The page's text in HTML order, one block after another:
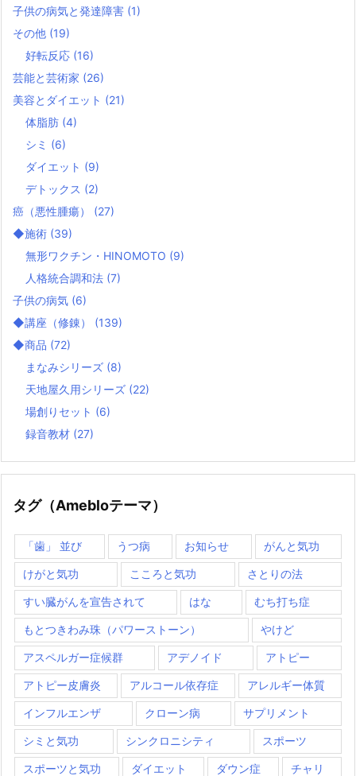
子供の病気と発達障害 (1)
その他 (19)
好転反応 (16)
芸能と芸術家 (26)
美容とダイエット (21)
体脂肪 (4)
シミ (6)
ダイエット (9)
デトックス (2)
癌（悪性腫瘍） (27)
◆施術 (39)
無形ワクチン・HINOMOTO (9)
人格統合調和法 (7)
子供の病気 (6)
◆講座（修錬） (139)
◆商品 (72)
まなみシリーズ (8)
天地屋久用シリーズ (22)
場創りセット (6)
録音教材 (27)
タグ（Amebloテーマ）
「歯」 並び うつ病 お知らせ がんと気功
けがと気功 こころと気功 さとりの法
すい臓がんを宣告されて はな むち打ち症
もとつきわみ珠（パワーストーン） やけど
アスペルガー症候群 アデノイド アトピー
アトピー皮膚炎 アルコール依存症 アレルギー体質
インフルエンザ クローン病 サプリメント
シミと気功 シンクロニシティ スポーツ
スポーツと気功 ダイエット ダウン症 チャリ